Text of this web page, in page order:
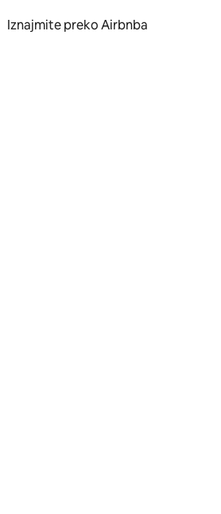
Iznajmite preko Airbnba